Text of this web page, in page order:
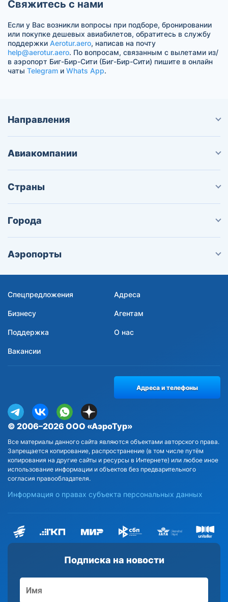
Свяжитесь с нами
Если у Вас возникли вопросы при подборе, бронировании
или покупке дешевых авиабилетов, обратитесь в службу
поддержки Aerotur.aero, написав на почту
help@aerotur.aero. По вопросам, связанным с вылетами из/
в аэропорт Биг-Бир-Сити (Биг-Бир-Сити) пишите в онлайн
чаты Telegram и Whats App.
Направления
Авиакомпании
Страны
Города
Аэропорты
Спецпредложения Адреса
Бизнесу Агентам
Поддержка О нас
Вакансии
Подписка на новости
© 2006–2026 ООО «АэроТур»
Все материалы данного сайта являются объектами авторского права.
Запрещается копирование, распространение (в том числе путём
копирования на другие сайты и ресурсы в Интернете) или любое иное
использование информации и объектов без предварительного
согласия правообладателя.
Информация о правах субъекта персональных данных
Адреса и телефоны